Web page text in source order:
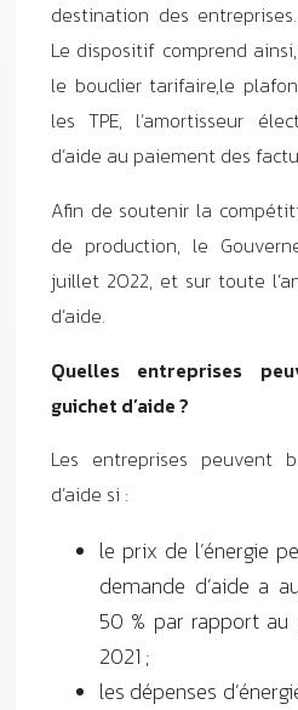
destination des entreprises.
Le dispositif comprend ainsi,
le bouclier tarifaire,le
les TPE, l’amortisseur
d’aide au paiement des
Afin de soutenir la
de production, le
juillet 2022, et sur toute
d’aide.
Quelles entreprises
guichet d’aide ?
Les entreprises peuvent
d’aide si :
le prix de l’énergie
demande d’aide a
50 % par rapport
2021 ;
les dépenses